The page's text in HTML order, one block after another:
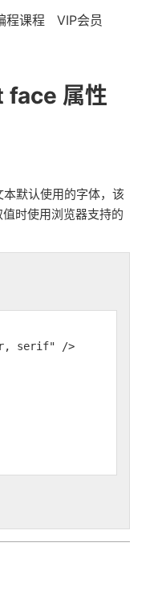
程课程 VIP会员
属性
默认使用的字体，该
时使用浏览器支持的
serif" />